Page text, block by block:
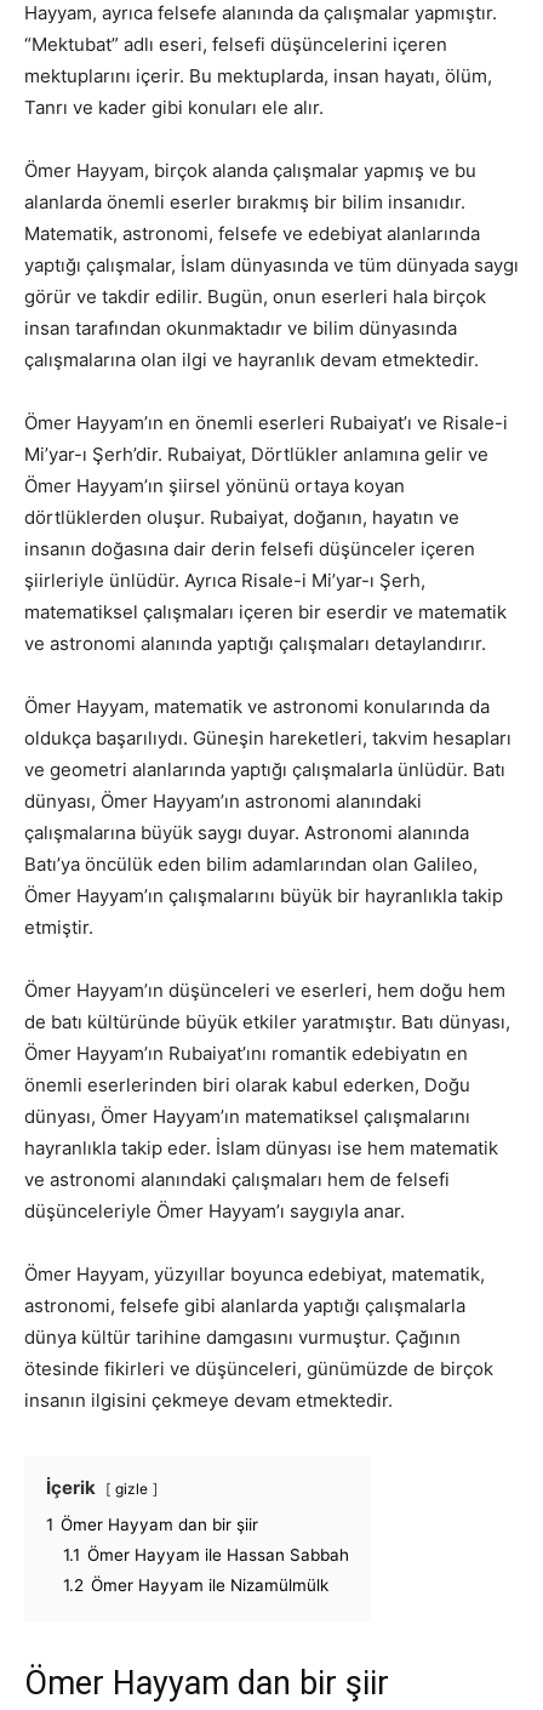
Hayyam, ayrıca felsefe alanında da çalışmalar yapmıştır.
“Mektubat” adlı eseri, felsefi düşüncelerini içeren
mektuplarını içerir. Bu mektuplarda, insan hayatı, ölüm,
Tanrı ve kader gibi konuları ele alır.
Ömer Hayyam, birçok alanda çalışmalar yapmış ve bu
alanlarda önemli eserler bırakmış bir bilim insanıdır.
Matematik, astronomi, felsefe ve edebiyat alanlarında
yaptığı çalışmalar, İslam dünyasında ve tüm dünyada saygı
görür ve takdir edilir. Bugün, onun eserleri hala birçok
insan tarafından okunmaktadır ve bilim dünyasında
çalışmalarına olan ilgi ve hayranlık devam etmektedir.
Ömer Hayyam’ın en önemli eserleri Rubaiyat’ı ve Risale-i
Mi’yar-ı Şerh’dir. Rubaiyat, Dörtlükler anlamına gelir ve
Ömer Hayyam’ın şiirsel yönünü ortaya koyan
dörtlüklerden oluşur. Rubaiyat, doğanın, hayatın ve
insanın doğasına dair derin felsefi düşünceler içeren
şiirleriyle ünlüdür. Ayrıca Risale-i Mi’yar-ı Şerh,
matematiksel çalışmaları içeren bir eserdir ve matematik
ve astronomi alanında yaptığı çalışmaları detaylandırır.
Ömer Hayyam, matematik ve astronomi konularında da
oldukça başarılıydı. Güneşin hareketleri, takvim hesapları
ve geometri alanlarında yaptığı çalışmalarla ünlüdür. Batı
dünyası, Ömer Hayyam’ın astronomi alanındaki
çalışmalarına büyük saygı duyar. Astronomi alanında
Batı’ya öncülük eden bilim adamlarından olan Galileo,
Ömer Hayyam’ın çalışmalarını büyük bir hayranlıkla takip
etmiştir.
Ömer Hayyam’ın düşünceleri ve eserleri, hem doğu hem
de batı kültüründe büyük etkiler yaratmıştır. Batı dünyası,
Ömer Hayyam’ın Rubaiyat’ını romantik edebiyatın en
önemli eserlerinden biri olarak kabul ederken, Doğu
dünyası, Ömer Hayyam’ın matematiksel çalışmalarını
hayranlıkla takip eder. İslam dünyası ise hem matematik
ve astronomi alanındaki çalışmaları hem de felsefi
düşünceleriyle Ömer Hayyam’ı saygıyla anar.
Ömer Hayyam, yüzyıllar boyunca edebiyat, matematik,
astronomi, felsefe gibi alanlarda yaptığı çalışmalarla
dünya kültür tarihine damgasını vurmuştur. Çağının
ötesinde fikirleri ve düşünceleri, günümüzde de birçok
insanın ilgisini çekmeye devam etmektedir.
İçerik gizle
1 Ömer Hayyam dan bir şiir
1.1 Ömer Hayyam ile Hassan Sabbah
1.2 Ömer Hayyam ile Nizamülmülk
Ömer Hayyam dan bir şiir